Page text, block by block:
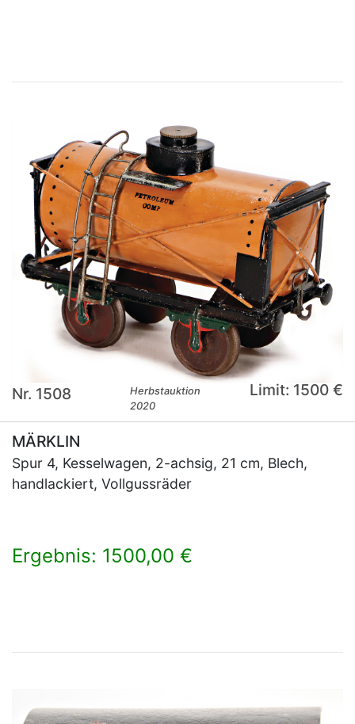
Nr. 1508
Herbstauktion
2020
Limit: 1500 €
MÄRKLIN
Spur 4, Kesselwagen, 2-achsig, 21 cm, Blech,
handlackiert, Vollgussräder
Ergebnis: 1500,00 €